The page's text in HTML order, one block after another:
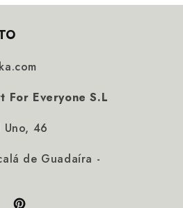
For Everyone S.L
46
de Guadaíra -